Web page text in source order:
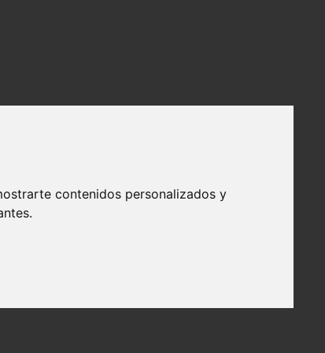
contenidos personalizados y